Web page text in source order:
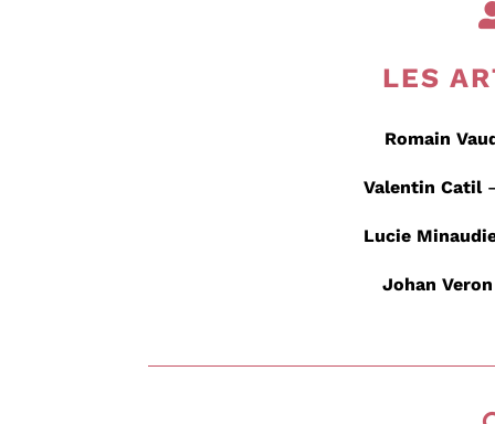
LES
Romain
Valentin Catil
Lucie
Johan Veron